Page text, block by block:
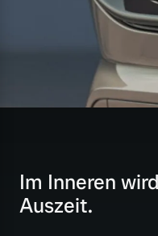
Im Inneren
Auszeit.